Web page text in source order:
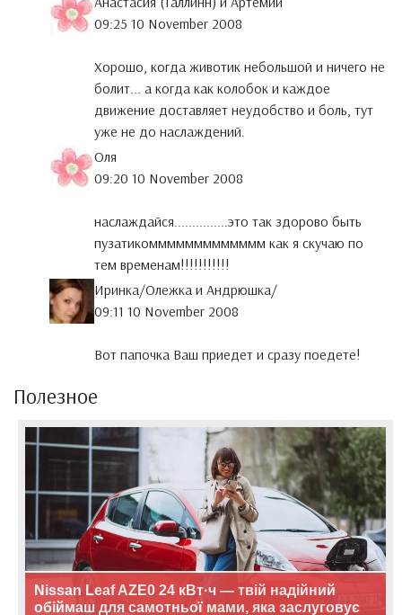
09:25 10 November 2008
Хорошо, когда животик небольшой и ничего не
болит... а когда как колобок и каждое
движение доставляет неудобство и боль, тут
уже не до наслаждений.
Оля
09:20 10 November 2008
наслаждайся...............это так здорово быть
пузатикоммммммммммммм как я скучаю по
тем временам!!!!!!!!!!!
Иринка/Олежка и Андрюшка/
09:11 10 November 2008
Вот папочка Ваш приедет и сразу поедете!
Полезное
Nissan Leaf AZE0 24 кВт·ч — твій надійний
обіймаш для самотньої мами, яка заслуговує